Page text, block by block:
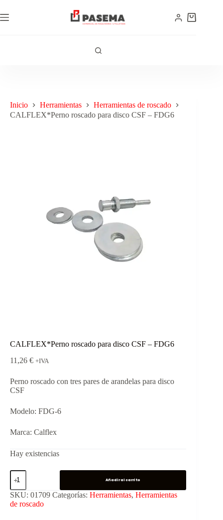
Inicio Herramientas
Herramientas de roscado
CALFLEX*Perno roscado para disco CSF – FDG6
CALFLEX*Perno roscado para disco CSF – FDG6
11,26 € +IVA
Perno roscado con tres pares de arandelas para disco
CSF
Modelo: FDG-6
Marca: Calflex
Hay existencias
Añadir al carrito
SKU: 01709 Categorías: Herramientas, Herramientas
de roscado